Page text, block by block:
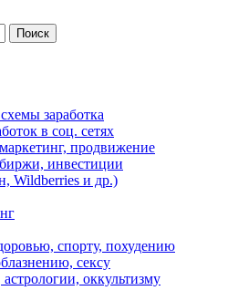
Поиск
заработка
в соц. сетях
продвижение
инвестиции
Wildberries и др.)
спорту, похудению
сексу
оккультизму